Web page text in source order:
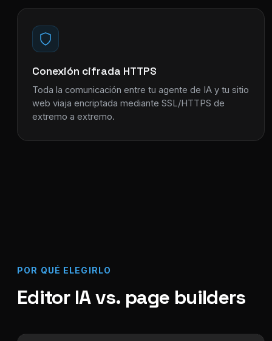
Conexión cifrada HTTPS
Toda la comunicación entre tu agente de IA y tu sitio
web viaja encriptada mediante SSL/HTTPS de
extremo a extremo.
POR QUÉ ELEGIRLO
Editor IA vs. page builders